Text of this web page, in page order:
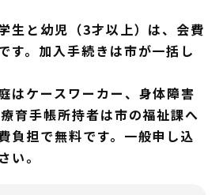
生と幼児（3才以上）は、会費
す。加入手続きは市が一括し
はケースワーカー、身体障害
育手帳所持者は市の福祉課へ
負担で無料です。一般申し込
い。